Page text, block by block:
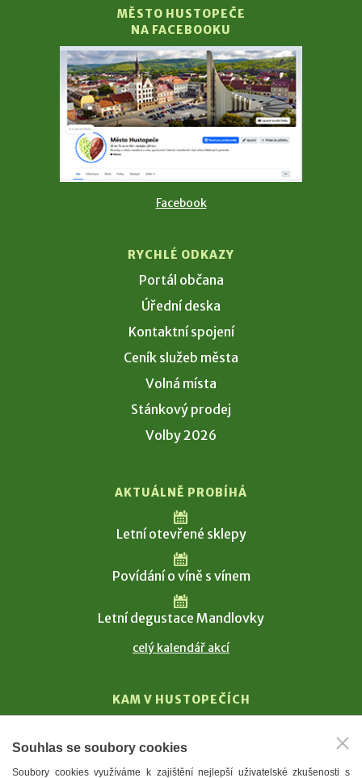
MĚSTO HUSTOPEČE
NA FACEBOOKU
Facebook
RYCHLÉ ODKAZY
Portál občana
Úřední deska
Kontaktní spojení
Ceník služeb města
Volná místa
Stánkový prodej
Volby 2026
AKTUÁLNĚ PROBÍHÁ
Letní otevřené sklepy
Povídání o víně s vínem
Letní degustace Mandlovky
celý kalendář akcí
KAM V HUSTOPEČÍCH
T. G. Masaryk
Souhlas se soubory cookies
Soubory cookies využíváme k zajištění nejlepší uživatelské zkušenosti s